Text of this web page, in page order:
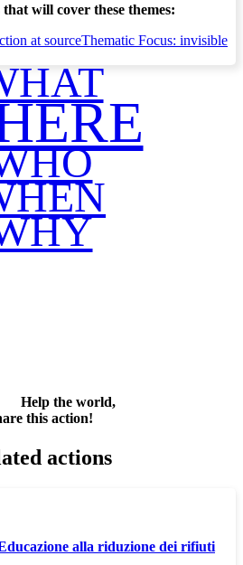
will cover these themes:
at sourceThematic Focus: invisible
Help the world,
this action!
actions
alla riduzione dei rifiuti